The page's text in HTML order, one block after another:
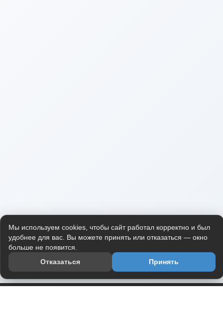
Мы используем cookies, чтобы сайт работал корректно и был
удобнее для вас. Вы можете принять или отказаться — окно
больше не появится.
Отказаться
Принять